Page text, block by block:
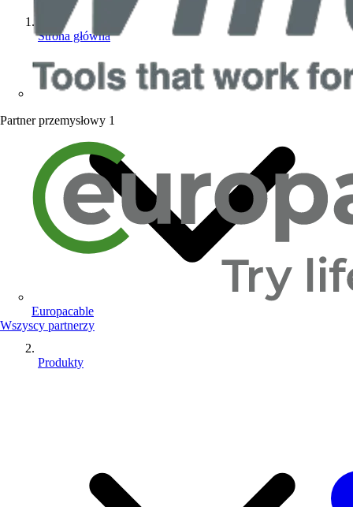
Partner przemysłowy 1
Europacable
Wszyscy partnerzy
Strona główna
Produkty